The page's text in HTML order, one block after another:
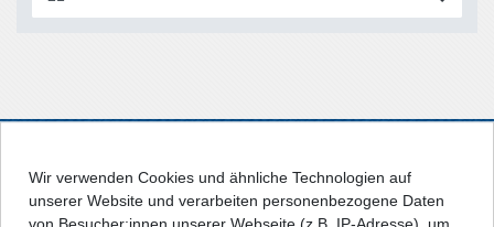
Wir verwenden Cookies und ähnliche Technologien auf
unserer Website und verarbeiten personenbezogene Daten
von Besucher:innen unserer Webseite (z.B. IP-Adresse), um